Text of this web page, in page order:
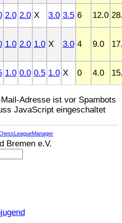
2.0 2.0 X 3.0 3.5 6 12.0
1.0 2.0 1.0 X 3.0 4 9.0
1.0 0.0 0.5 1.0 X 0 4.0
Adresse ist vor Spambots
JavaScript eingeschaltet
Bremen e.V.